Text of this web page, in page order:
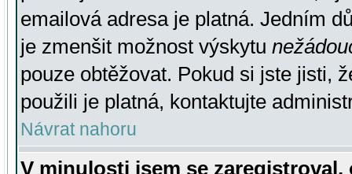
emailová adresa je platná. Jedním
je zmenšit možnost výskytu
pouze obtěžovat. Pokud si jste jisti,
použili je platná, kontaktujte
Návrat nahoru
V minulosti jsem se